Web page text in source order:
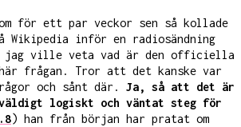
för ett par veckor sen så kollade
Wikipedia inför en radiosändning
ville veta vad är den officiella
frågan. Tror att det kanske var
och sånt där. Ja, så att det är
väldigt logiskt och väntat steg för
) han från början har pratat om